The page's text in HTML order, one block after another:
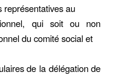
représentatives au
qui soit ou non
du comité social et
de la délégation de